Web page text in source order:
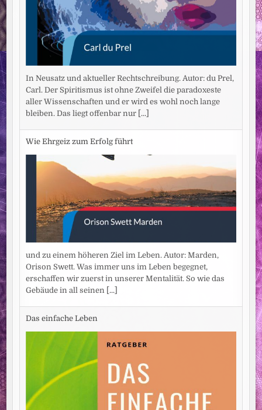
In Neusatz und aktueller Rechtschreibung. Autor: du Prel,
Carl. Der Spiritismus ist ohne Zweifel die paradoxeste
aller Wissenschaften und er wird es wohl noch lange
bleiben. Das liegt offenbar nur [...]
Wie Ehrgeiz zum Erfolg führt
und zu einem höheren Ziel im Leben. Autor: Marden,
Orison Swett. Was immer uns im Leben begegnet,
erschaffen wir zuerst in unserer Mentalität. So wie das
Gebäude in all seinen [...]
Das einfache Leben